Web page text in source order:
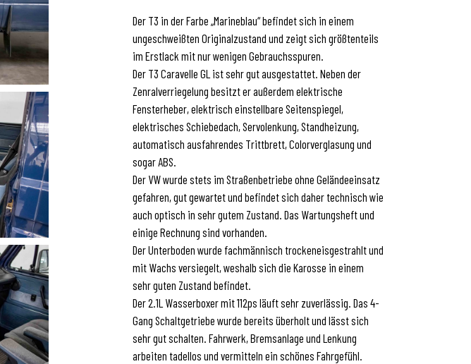
Der T3 in der Farbe „Marineblau“ befindet sich in einem
ungeschweißten Originalzustand und zeigt sich größtenteils
im Erstlack mit nur wenigen Gebrauchsspuren.
Der T3 Caravelle GL ist sehr gut ausgestattet. Neben der
Zenralverriegelung besitzt er außerdem elektrische
Fensterheber, elektrisch einstellbare Seitenspiegel,
elektrisches Schiebedach, Servolenkung, Standheizung,
automatisch ausfahrendes Trittbrett, Colorverglasung und
sogar ABS.
Der VW wurde stets im Straßenbetriebe ohne Geländeeinsatz
gefahren, gut gewartet und befindet sich daher technisch wie
auch optisch in sehr gutem Zustand. Das Wartungsheft und
einige Rechnung sind vorhanden.
Der Unterboden wurde fachmännisch trockeneisgestrahlt und
mit Wachs versiegelt, weshalb sich die Karosse in einem
sehr guten Zustand befindet.
Der 2.1L Wasserboxer mit 112ps läuft sehr zuverlässig. Das 4-
Gang Schaltgetriebe wurde bereits überholt und lässt sich
sehr gut schalten. Fahrwerk, Bremsanlage und Lenkung
arbeiten tadellos und vermitteln ein schönes Fahrgefühl.